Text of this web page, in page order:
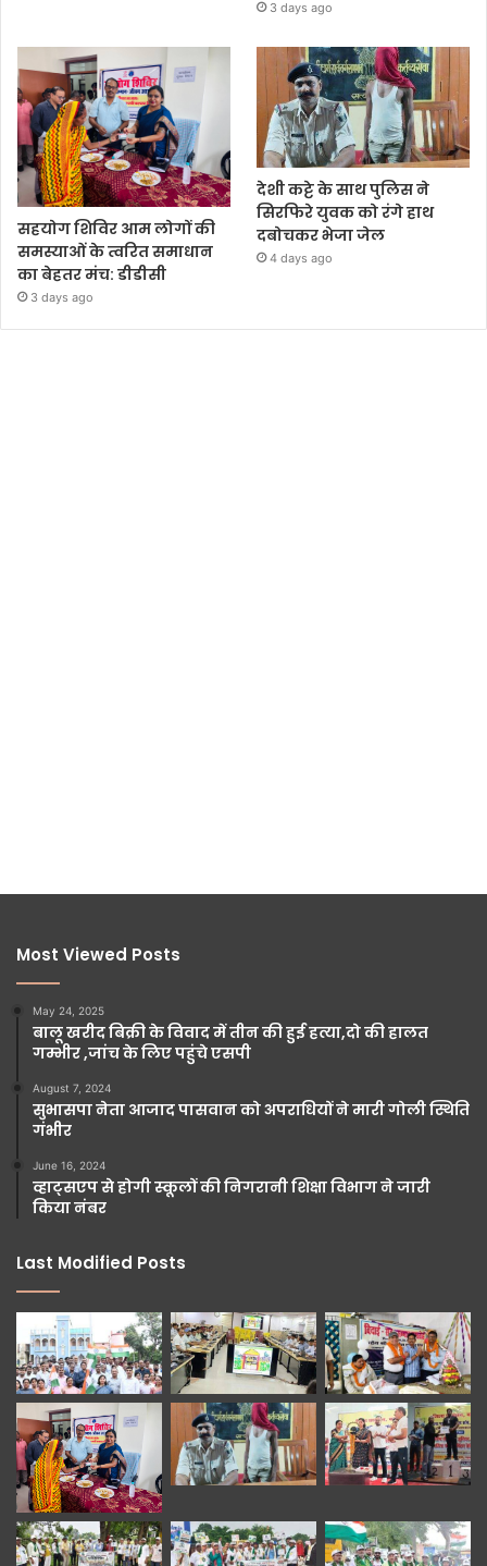
3 days ago
सहयोग शिविर आम लोगों की
समस्याओं के त्वरित समाधान
का बेहतर मंच: डीडीसी
3 days ago
देशी कट्टे के साथ पुलिस ने
सिरफिरे युवक को रंगे हाथ
दबोचकर भेजा जेल
4 days ago
Most Viewed Posts
May 24, 2025
बालू खरीद बिक्री के विवाद में तीन की हुई हत्या,दो की हालत
गम्भीर ,जांच के लिए पहुंचे एसपी
August 7, 2024
सुभासपा नेता आजाद पासवान को अपराधियों ने मारी गोली स्थिति
गंभीर
June 16, 2024
व्हाट्सएप से होगी स्कूलों की निगरानी शिक्षा विभाग ने जारी
किया नंबर
Last Modified Posts